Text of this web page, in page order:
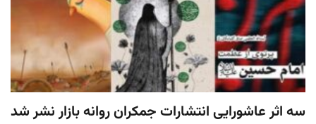
سه اثر عاشورایی انتشارات جمکران روانه بازار نشر شد